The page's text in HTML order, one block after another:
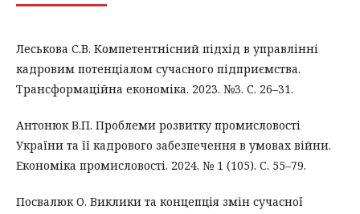
Леськова С.В. Компетентнісний підхід в управлінні
кадровим потенціалом сучасного підприємства.
Трансформаційна економіка. 2023. №3. С. 26–31.
Антонюк В.П. Проблеми розвитку промисловості
України та її кадрового забезпечення в умовах війни.
Економіка промисловості. 2024. № 1 (105). С. 55–79.
Посвалюк О. Виклики та концепція змін сучасної